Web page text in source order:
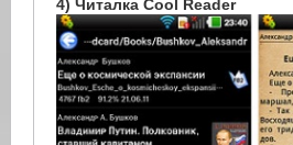
4) Читалка Cool Reader